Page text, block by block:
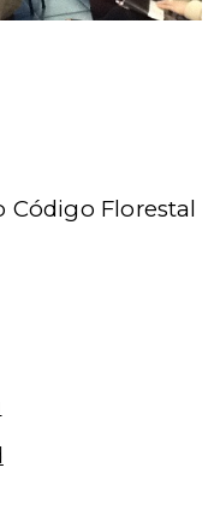
Código Florestal